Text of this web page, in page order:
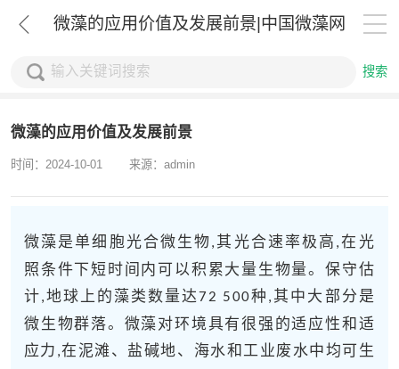
微藻的应用价值及发展前景|中国微藻网
搜索
微藻的应用价值及发展前景
时间：2024-10-01 来源：admin
微藻是单细胞光合微生物, 其光合速率极高 ,在光
照条件下短时间内可以积累大量生物量。保守估
计,地球上的藻类数量达72 500种 , 其中大部分是
微生物群落。微藻对环境具有很强的适应性和适
应力 ,在泥滩、盐碱地、海水和工业废水中均可生